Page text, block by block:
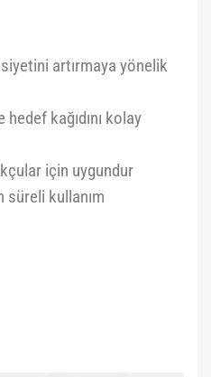
artırmaya yönelik
hedef kağıdını kolay
için uygundur
süreli kullanım